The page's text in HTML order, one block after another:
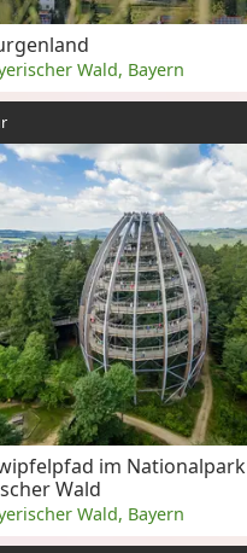
Wald, Bayern
im Nationalpark
Wald
Wald, Bayern